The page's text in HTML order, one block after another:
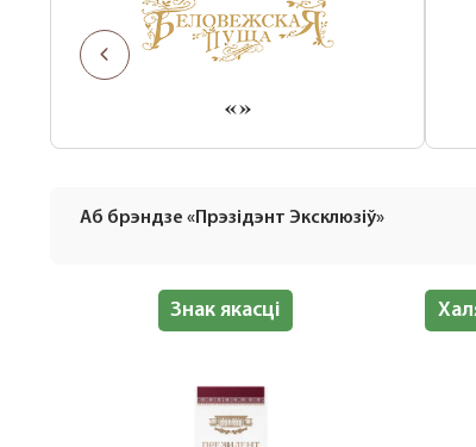
«»
Аб брэндзе «Прэзідэнт Эксклюзіў»
Знак якасці